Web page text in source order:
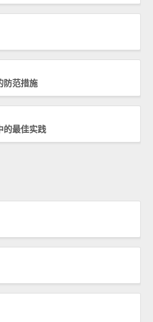
防范措施
的最佳实践